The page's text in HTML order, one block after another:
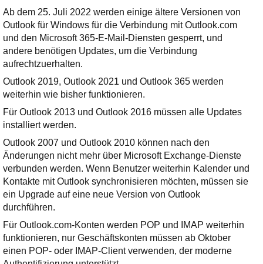
Ab dem 25. Juli 2022 werden einige ältere Versionen von
Outlook für Windows für die Verbindung mit Outlook.com
und den Microsoft 365-E-Mail-Diensten gesperrt, und
andere benötigen Updates, um die Verbindung
aufrechtzuerhalten.
Outlook 2019, Outlook 2021 und Outlook 365 werden
weiterhin wie bisher funktionieren.
Für Outlook 2013 und Outlook 2016 müssen alle Updates
installiert werden.
Outlook 2007 und Outlook 2010 können nach den
Änderungen nicht mehr über Microsoft Exchange-Dienste
verbunden werden. Wenn Benutzer weiterhin Kalender und
Kontakte mit Outlook synchronisieren möchten, müssen sie
ein Upgrade auf eine neue Version von Outlook
durchführen.
Für Outlook.com-Konten werden POP und IMAP weiterhin
funktionieren, nur Geschäftskonten müssen ab Oktober
einen POP- oder IMAP-Client verwenden, der moderne
Ihre E-Mail
Adresse:
E-Mail
E-Mail bestätigen